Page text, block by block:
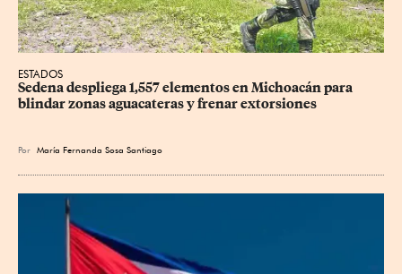
ESTADOS
Sedena despliega 1,557 elementos en Michoacán para
blindar zonas aguacateras y frenar extorsiones
Por María Fernanda Sosa Santiago